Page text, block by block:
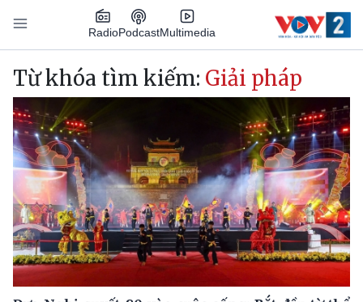
Nhảy đến nội dung
RadioPodcastMultimedia
Main navigation
Từ khóa tìm kiếm: Giải pháp